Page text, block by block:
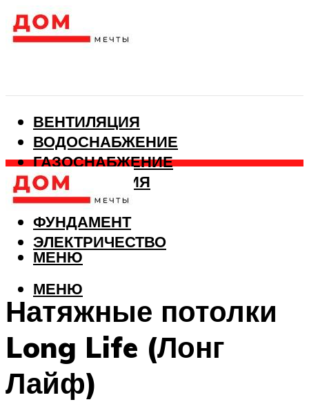
ВЕНТИЛЯЦИЯ
ВОДОСНАБЖЕНИЕ
ГАЗОСНАБЖЕНИЕ
КАНАЛИЗАЦИЯ
ОТОПЛЕНИЕ
ФУНДАМЕНТ
ЭЛЕКТРИЧЕСТВО
МЕНЮ
МЕНЮ
Натяжные потолки
Long Life (Лонг
Лайф)